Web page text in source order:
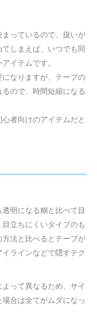
っているので、扱いが
しまえば、いつでも同
イテムです。
なりますが、テープの
ので、時間短縮になる
者向けのアイテムだと
明になる糊と比べて目
立ちにくいタイプのも
法と比べるとテープが
ラインなどで隠すテク
って異なるため、サイ
合は全てがムダになっ